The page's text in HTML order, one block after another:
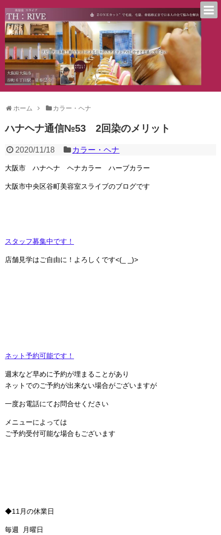
ホーム カラー・ヘナ
ハナヘナ通信№53 2回染のメリット
2020/11/18 カラー・ヘナ
大阪市 ハナヘナ ヘナカラー ハーブカラー
大阪市中央区谷町美容室スライブのブログです
スタッフ募集中です！
店舗見学はご自由に！よろしくです<(_ _)>
ネット予約可能です！
週末など早めに予約が埋まることがあり
ネットでのご予約が出来ない場合がございますが
一度お電話にてお問合せください
メニューによっては
ご予約受付可能な場合もございます
◆11月の休業日
毎週 月曜日